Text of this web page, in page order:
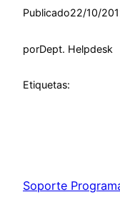
Publicado22/10/
porDept. Helpdesk
Etiquetas:
Soporte